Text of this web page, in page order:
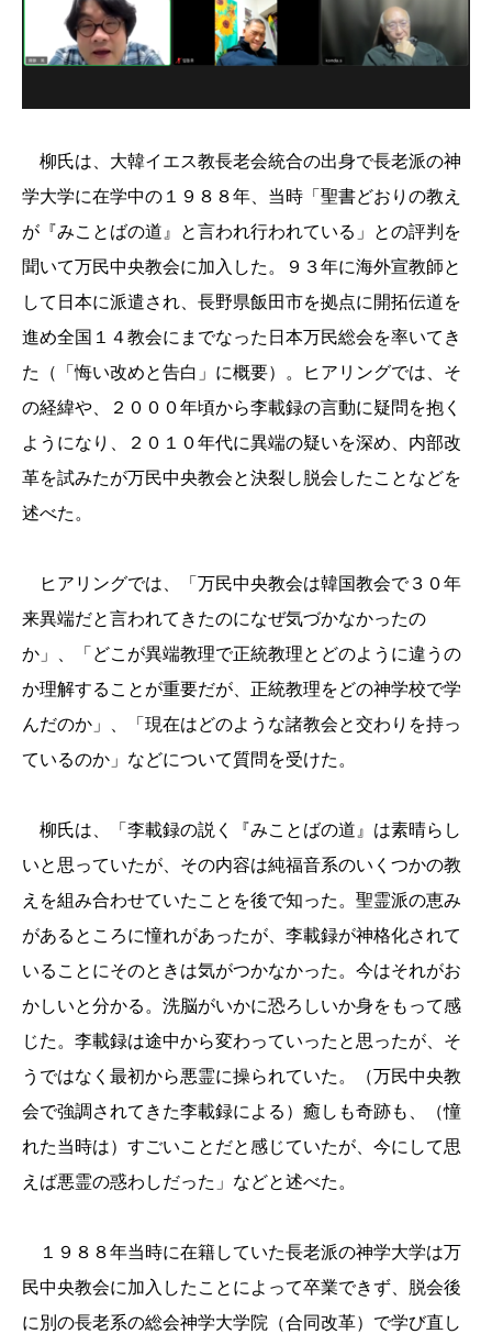
柳氏は、大韓イエス教長老会統合の出身で長老派の神
学大学に在学中の１
９ ８８年、当時「聖書どおりの教え
が『みことばの道』と言われ行われている」との評判を
聞いて万民中央教会に加入した。
９３年に海外宣教師と
して日本に派遣され、長野県飯田市を拠点に開拓伝道を
進め全国 １４教会にまでなった日本万民総会を率いてき
た（「悔い改めと告白」に概要）。ヒアリングでは、そ
の経緯や、
２０００年頃から李載録の言動に疑問を抱く
ようになり、
２０１０年代に異端の疑いを深め、内部改
革を試みたが万民中央教会と決裂し脱会したことなどを
述べた。
ヒアリングでは、「万民中央教会は韓国教会で３０年
来異端だと言われてきたのになぜ気づかなかったの
か」、「どこが異端教理で正統教理とどのように違うの
か理解することが重要だが、正統教理をどの神学校で学
んだのか」、「現在はどのような諸教会と交わりを持っ
ているのか」などについて質問を受けた。
柳氏は、「李載録の説く『みことばの道』は素晴らし
いと思っていたが、その内容は純福音系のいくつかの教
えを組み合わせていたことを後で知った。聖霊派の恵み
があるところに憧れがあったが、李載録が神格化されて
いることにそのときは気がつかなかった。今はそれがお
かしいと分かる。洗脳がいかに恐ろしいか身をもって感
じた。李載録は途中から変わっていったと思ったが、そ
うではなく最初から悪霊に操られていた。（万民中央教
会で強調されてきた李載録による）癒しも奇跡も、（憧
れた当時は）すごいことだと感じていたが、今にして思
えば悪霊の惑わしだった」などと述べた。
１９８８年当時に在籍していた長老派の神学大学は万
民中央教会に加入したことによって卒業できず、脱会後
に別の長老系の総会神学大学院（合同改革）で学び直し